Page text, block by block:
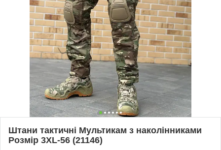
Штани тактичні Мультикам з наколінниками
Розмір 3XL-56 (21146)